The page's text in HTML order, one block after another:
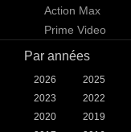
War & Politics
Western
Action Max
Prime Video
Par années
2026 2025
2023
2022
2020
2019